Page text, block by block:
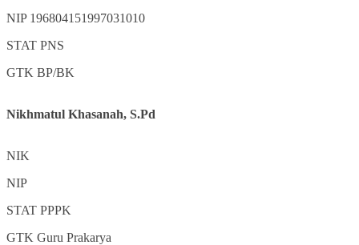
NIP 196804151997031010
STAT PNS
GTK BP/BK
Nikhmatul Khasanah, S.Pd
NIK
NIP
STAT PPPK
GTK Guru Prakarya